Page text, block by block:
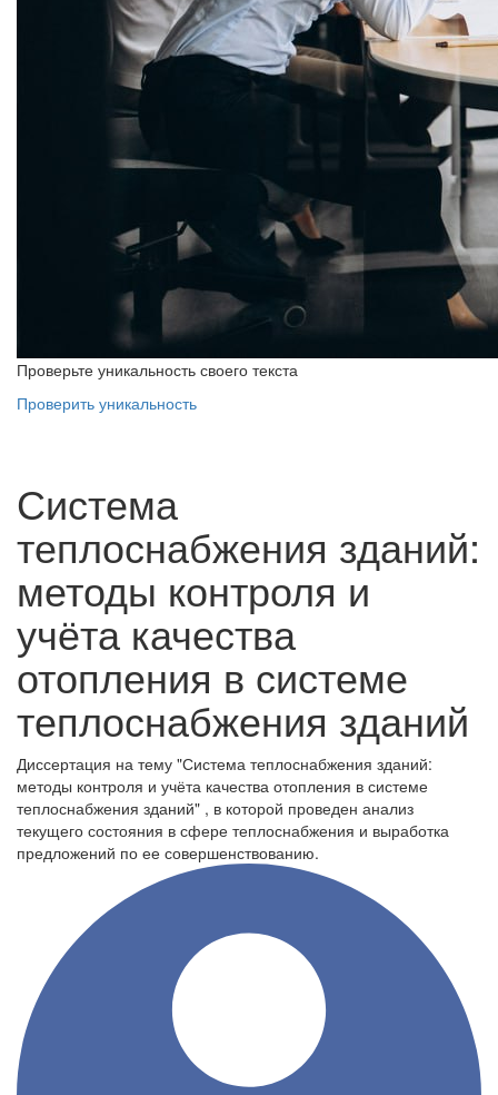
Проверьте уникальность своего текста
Проверить уникальность
Система
теплоснабжения зданий:
методы контроля и
учёта качества
отопления в системе
теплоснабжения зданий
Диссертация на тему "Система теплоснабжения зданий:
методы контроля и учёта качества отопления в системе
теплоснабжения зданий" , в которой проведен анализ
текущего состояния в сфере теплоснабжения и выработка
предложений по ее совершенствованию.